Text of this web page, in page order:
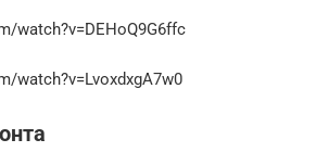
watch?v=DEHoQ9G6ffc
watch?v=LvoxdxgA7w0